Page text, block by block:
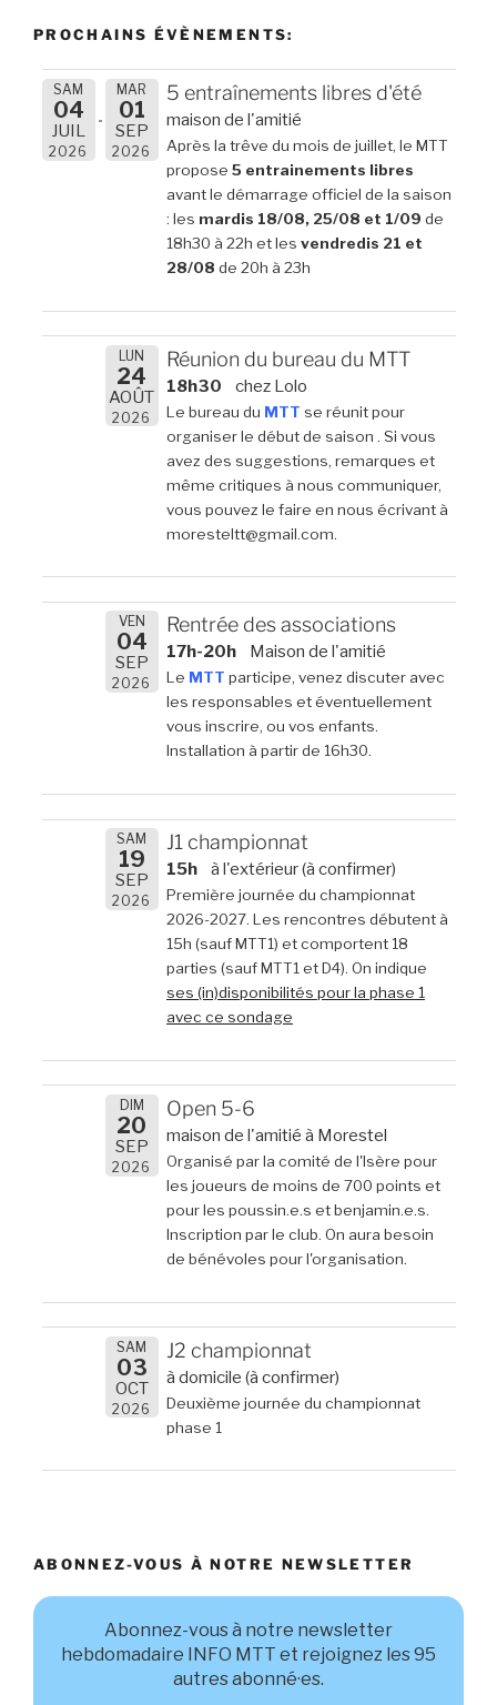
PROCHAINS ÉVÈNEMENTS:
SAM
04
JUIL
2026
MAR
01
SEP
2026
5 entraînements libres d'été
maison de l'amitié
Après la trêve du mois de juillet, le MTT
propose 5 entrainements libres
avant le démarrage officiel de la saison
: les mardis 18/08, 25/08 et 1/09 de
18h30 à 22h et les vendredis 21 et
28/08 de 20h à 23h
LUN
24
AOÛT
2026
Réunion du bureau du MTT
18h30 chez Lolo
Le bureau du MTT se réunit pour
organiser le début de saison . Si vous
avez des suggestions, remarques et
même critiques à nous communiquer,
vous pouvez le faire en nous écrivant à
moresteltt@gmail.com.
VEN
04
SEP
2026
Rentrée des associations
17h-20h Maison de l'amitié
Le MTT participe, venez discuter avec
les responsables et éventuellement
vous inscrire, ou vos enfants.
Installation à partir de 16h30.
SAM
19
SEP
2026
J1 championnat
15h à l'extérieur (à confirmer)
Première journée du championnat
2026-2027. Les rencontres débutent à
15h (sauf MTT1) et comportent 18
parties (sauf MTT1 et D4). On indique
ses (in)disponibilités pour la phase 1
avec ce sondage
DIM
20
SEP
2026
Open 5-6
maison de l'amitié à Morestel
Organisé par la comité de l'Isère pour
les joueurs de moins de 700 points et
pour les poussin.e.s et benjamin.e.s.
Inscription par le club. On aura besoin
de bénévoles pour l'organisation.
SAM
03
OCT
2026
J2 championnat
à domicile (à confirmer)
Deuxième journée du championnat
phase 1
ABONNEZ-VOUS À NOTRE NEWSLETTER
Abonnez-vous à notre newsletter
hebdomadaire INFO MTT et rejoignez les 95
autres abonné·es.